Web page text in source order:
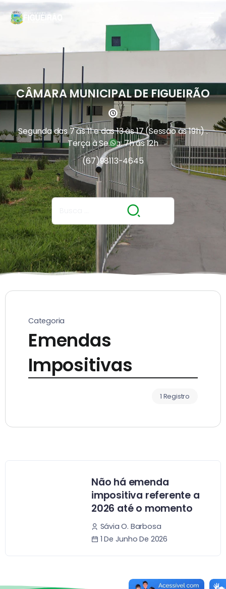
CÂMARA MUNICIPAL DE FIGUEIRÃO
Segunda das 7 às 11 e das 13 às 17 (Sessão às 19h) .
Terça à Sexta: 7h às 12h
(67)98113-4645
Categoria
Emendas
Impositivas
1 Registro
Não há emenda
impositiva referente a
2026 até o momento
Sávia O. Barbosa
1 De Junho De 2026